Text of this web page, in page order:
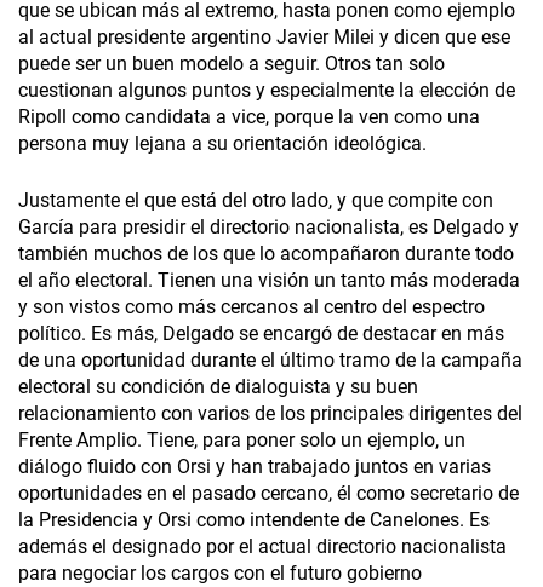
que se ubican más al extremo, hasta ponen como ejemplo
al actual presidente argentino Javier Milei y dicen que ese
puede ser un buen modelo a seguir. Otros tan solo
cuestionan algunos puntos y especialmente la elección de
Ripoll como candidata a vice, porque la ven como una
persona muy lejana a su orientación ideológica.
Justamente el que está del otro lado, y que compite con
García para presidir el directorio nacionalista, es Delgado y
también muchos de los que lo acompañaron durante todo
el año electoral. Tienen una visión un tanto más moderada
y son vistos como más cercanos al centro del espectro
político. Es más, Delgado se encargó de destacar en más
de una oportunidad durante el último tramo de la campaña
electoral su condición de dialoguista y su buen
relacionamiento con varios de los principales dirigentes del
Frente Amplio. Tiene, para poner solo un ejemplo, un
diálogo fluido con Orsi y han trabajado juntos en varias
oportunidades en el pasado cercano, él como secretario de
la Presidencia y Orsi como intendente de Canelones. Es
además el designado por el actual directorio nacionalista
para negociar los cargos con el futuro gobierno